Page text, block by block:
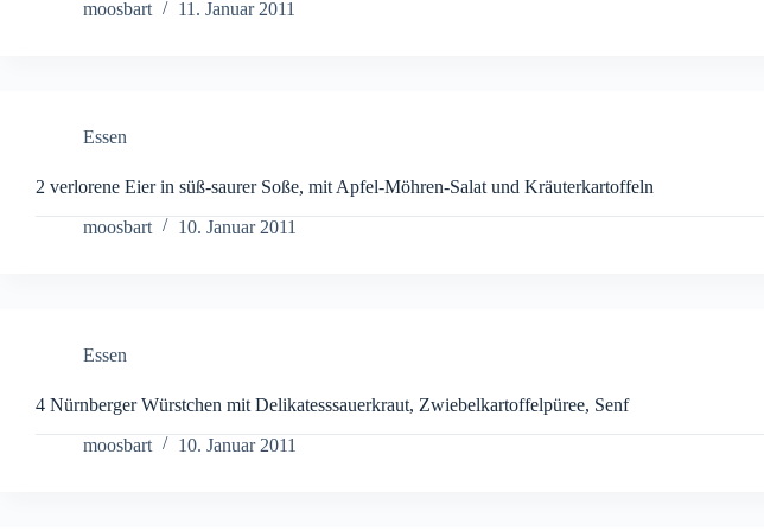
moosbart 11. Januar 2011
Essen
2 verlorene Eier in süß-saurer Soße, mit Apfel-Möhren-Salat und Kräuterkartoffeln
moosbart
10. Januar 2011
Essen
4 Nürnberger Würstchen mit Delikatesssauerkraut, Zwiebelkartoffelpüree, Senf
moosbart
10. Januar 2011